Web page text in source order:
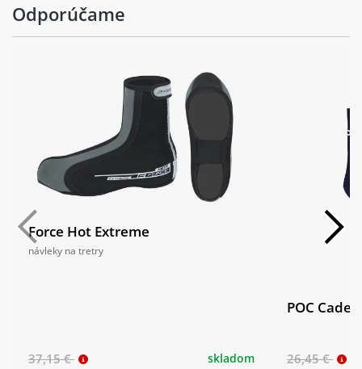
Odporúčame
Force Hot Extreme
návleky na tretry
37,15 € skladom
POC
26,45 €